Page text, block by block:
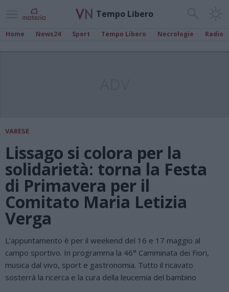
Tempo Libero
Home News24 Sport Tempo Libero Necrologie Radio
VARESE
Lissago si colora per la
solidarietà: torna la Festa
di Primavera per il
Comitato Maria Letizia
Verga
L’appuntamento è per il weekend del 16 e 17 maggio al
campo sportivo. In programma la 46° Camminata dei Fiori,
musica dal vivo, sport e gastronomia. Tutto il ricavato
sosterrà la ricerca e la cura della leucemia del bambino